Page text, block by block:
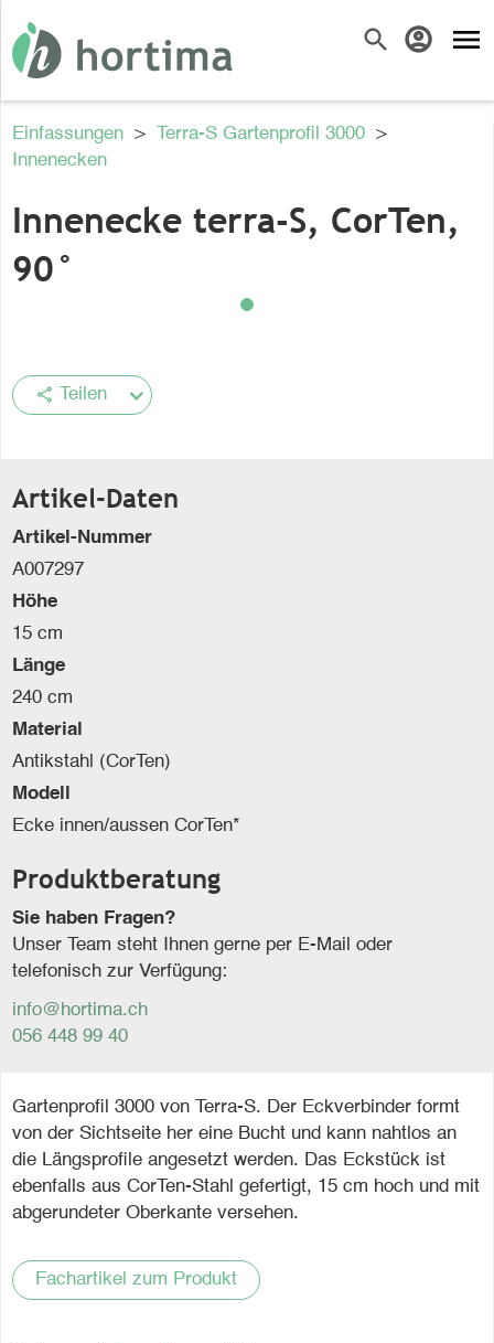
search account_circle menu
Einfassungen > Terra-S Gartenprofil 3000 >
Innenecken
Innenecke terra-S, CorTen,
90°
share Teilen
Artikel-Daten
Artikel-Nummer
A007297
Höhe
15 cm
Länge
240 cm
Material
Antikstahl (CorTen)
Modell
Ecke innen/aussen CorTen*
Produktberatung
Sie haben Fragen?
Unser Team steht Ihnen gerne per E-Mail oder
telefonisch zur Verfügung:
info@hortima.ch
056 448 99 40
Gartenprofil 3000 von Terra-S. Der Eckverbinder formt
von der Sichtseite her eine Bucht und kann nahtlos an
die Längsprofile angesetzt werden. Das Eckstück ist
ebenfalls aus CorTen-Stahl gefertigt, 15 cm hoch und mit
abgerundeter Oberkante versehen.
Fachartikel zum Produkt